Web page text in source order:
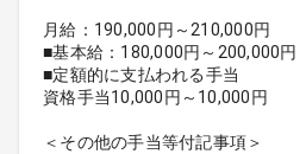
月給：190,000円～210,000円
■基本給：180,000円～200,000円
■定額的に支払われる手当
資格手当10,000円～10,000円
＜その他の手当等付記事項＞